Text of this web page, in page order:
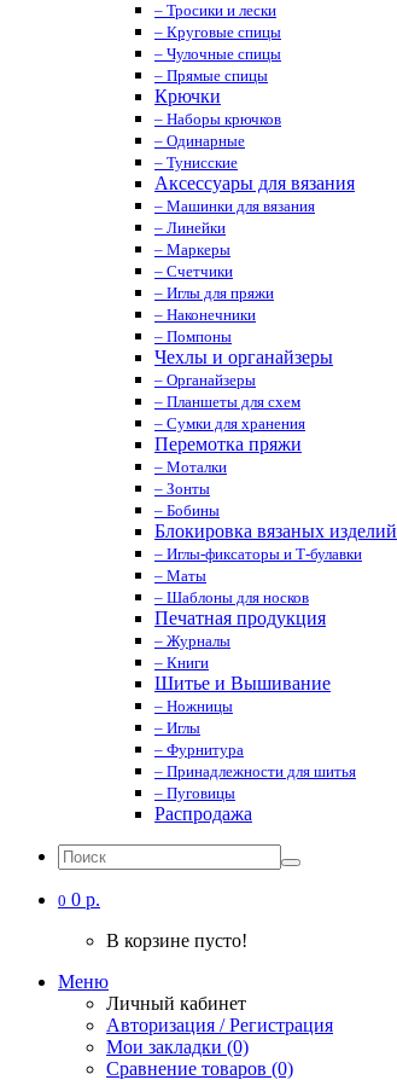
– Тросики и лески
– Круговые спицы
– Чулочные спицы
– Прямые спицы
Крючки
– Наборы крючков
– Одинарные
– Тунисские
Аксессуары для вязания
– Машинки для вязания
– Линейки
– Маркеры
– Счетчики
– Иглы для пряжи
– Наконечники
– Помпоны
Чехлы и органайзеры
– Органайзеры
– Планшеты для схем
– Сумки для хранения
Перемотка пряжи
– Моталки
– Зонты
– Бобины
Блокировка вязаных изделий
– Иглы-фиксаторы и Т-булавки
– Маты
– Шаблоны для носков
Печатная продукция
– Журналы
– Книги
Шитье и Вышивание
– Ножницы
– Иглы
– Фурнитура
– Принадлежности для шитья
– Пуговицы
Распродажа
0 0 р.
В корзине пусто!
Меню
Личный кабинет
Авторизация / Регистрация
Мои закладки (0)
Сравнение товаров (0)